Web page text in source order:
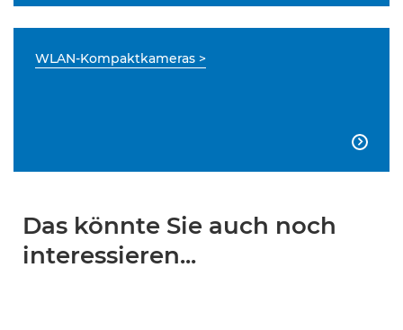
WLAN-Kompaktkameras >

Das könnte Sie auch noch
interessieren...